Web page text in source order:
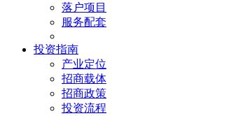
落户项目
服务配套
投资指南
产业定位
招商载体
招商政策
投资流程